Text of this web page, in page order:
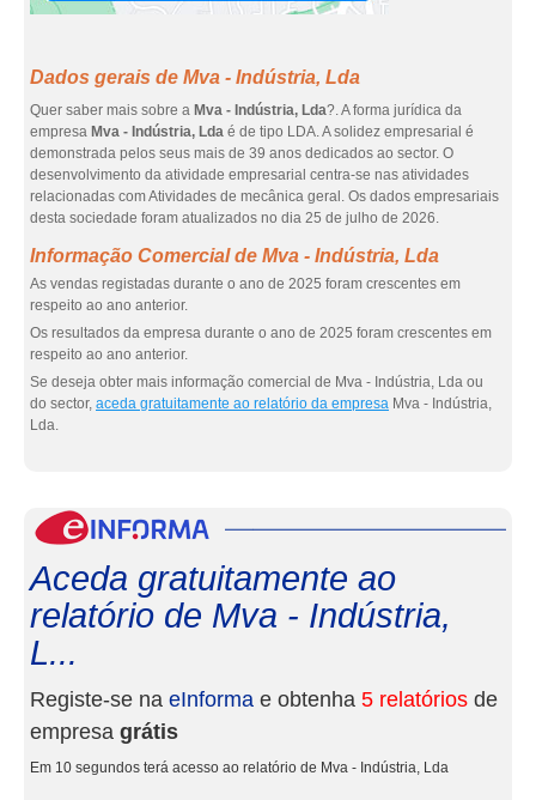
Dados gerais de Mva - Indústria, Lda
Quer saber mais sobre a Mva - Indústria, Lda?. A forma jurídica da
empresa Mva - Indústria, Lda é de tipo LDA. A solidez empresarial é
demonstrada pelos seus mais de 39 anos dedicados ao sector. O
desenvolvimento da atividade empresarial centra-se nas atividades
relacionadas com Atividades de mecânica geral. Os dados empresariais
desta sociedade foram atualizados no dia 25 de julho de 2026.
Informação Comercial de Mva - Indústria, Lda
As vendas registadas durante o ano de 2025 foram crescentes em
respeito ao ano anterior.
Os resultados da empresa durante o ano de 2025 foram crescentes em
respeito ao ano anterior.
Se deseja obter mais informação comercial de Mva - Indústria, Lda ou
do sector, aceda gratuitamente ao relatório da empresa Mva - Indústria,
Lda.
Aceda gratuitamente ao
relatório de Mva - Indústria,
L...
Registe-se na eInforma e obtenha 5 relatórios de
empresa grátis
Em 10 segundos terá acesso ao relatório de Mva - Indústria, Lda